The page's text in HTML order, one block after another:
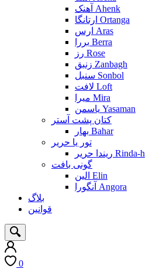
آهنک Ahenk
ارتانگا Ortanga
ارس Aras
بررا Berra
رز Rose
زنبق Zanbagh
سنبل Sonbol
لافت Loft
میرا Mira
یاسمن Yasaman
کتان پشت آستر
بهار Bahar
تور یا حریر
ریندا حریر Rinda-h
گونی بافت
الین Elin
آنگورا Angora
بلاگ
قوانین
0